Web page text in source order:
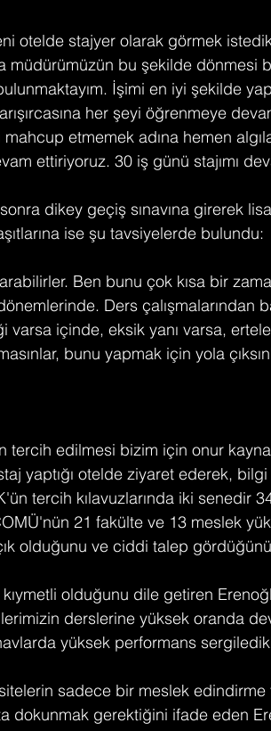
otelde stajyer olarak görmek
müdürümüzün bu şekilde dönmesi
İşimi en iyi şekilde
her şeyi öğrenmeye
mahcup etmemek adına hemen
ettiriyoruz. 30 iş günü stajımı
dikey geçiş sınavına girerek
ise şu tavsiyelerde bulundu:
Ben bunu çok kısa bir
Ders çalışmalarından
varsa içinde, eksik yanı varsa,
bunu yapmak için yola
tercih edilmesi bizim için onur
yaptığı otelde ziyaret ederek,
tercih kılavuzlarında iki senedir
21 fakülte ve 13 meslek
olduğunu ve ciddi talep
olduğunu dile getiren
derslerine yüksek oranda
yüksek performans
sadece bir meslek edindirme
dokunmak gerektiğini ifade eden